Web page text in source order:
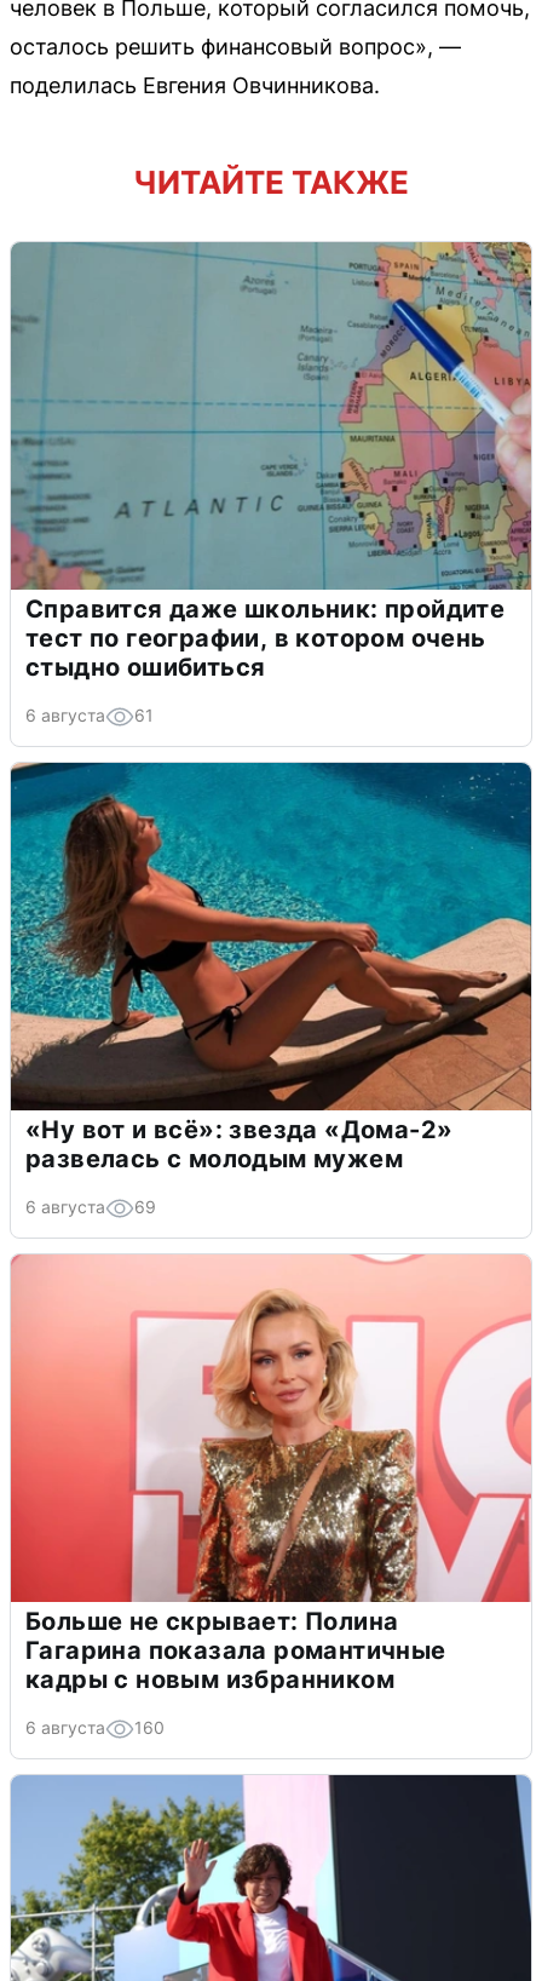
человек в Польше, который согласился помочь,
осталось решить финансовый вопрос», —
поделилась Евгения Овчинникова.
ЧИТАЙТЕ ТАКЖЕ
Справится даже школьник: пройдите
тест по географии, в котором очень
стыдно ошибиться
6 августа 61
«Ну вот и всё»: звезда «Дома-2»
развелась с молодым мужем
6 августа 69
Больше не скрывает: Полина
Гагарина показала романтичные
кадры с новым избранником
6 августа 160